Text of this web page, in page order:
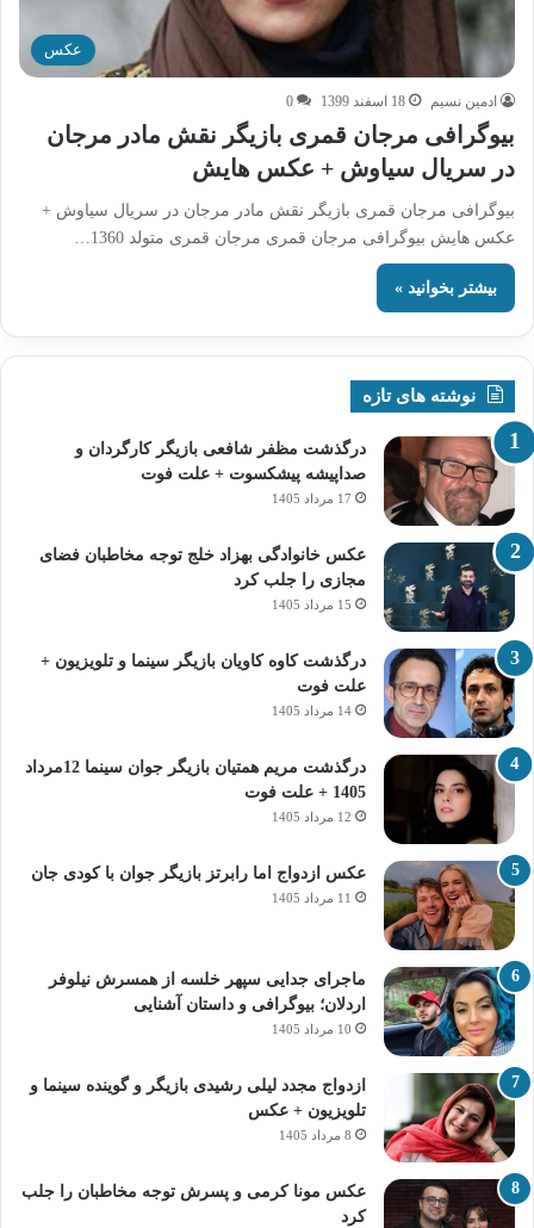
عکس
ادمین نسیم 18 اسفند 1399 0
بیوگرافی مرجان قمری بازیگر نقش مادر مرجان
در سریال سیاوش + عکس هایش
بیوگرافی مرجان قمری بازیگر نقش مادر مرجان در سریال سیاوش +
عکس هایش بیوگرافی مرجان قمری مرجان قمری متولد 1360…
بیشتر بخوانید »
نوشته های تازه
درگذشت مظفر شافعی بازیگر کارگردان و
صداپیشه پیشکسوت + علت فوت
17 مرداد 1405
عکس خانوادگی بهزاد خلج توجه مخاطبان فضای
مجازی را جلب کرد
15 مرداد 1405
درگذشت کاوه کاویان بازیگر سینما و تلویزیون +
علت فوت
14 مرداد 1405
درگذشت مریم همتیان بازیگر جوان سینما 12مرداد
1405 + علت فوت
12 مرداد 1405
عکس ازدواج اما رابرتز بازیگر جوان با کودی جان
11 مرداد 1405
ماجرای جدایی سپهر خلسه از همسرش نیلوفر
اردلان؛ بیوگرافی و داستان آشنایی
10 مرداد 1405
ازدواج مجدد لیلی رشیدی بازیگر و گوینده سینما و
تلویزیون + عکس
8 مرداد 1405
عکس مونا کرمی و پسرش توجه مخاطبان را جلب
کرد